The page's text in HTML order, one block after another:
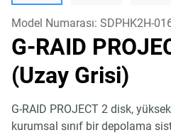
Model Numarası: SDPHK2H-
G-RAID
(Uzay Grisi)
G-RAID PROJECT 2 disk,
kurumsal sınıf bir depolama